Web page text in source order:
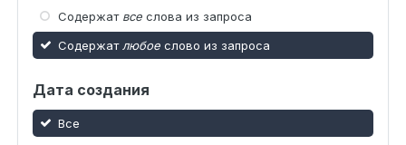
Содержат все слова из запроса
Содержат любое слово из запроса
Дата создания
Все